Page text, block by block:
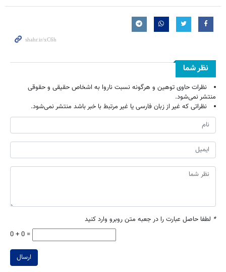
نظر شما
نظرات حاوی توهین و هرگونه نسبت ناروا به اشخاص حقیقی و حقوقی
منتشر نمی‌شود.
نظراتی که غیر از زبان فارسی یا غیر مرتبط با خبر باشد منتشر نمی‌شود.
* لطفا حاصل عبارت را در جعبه متن روبرو وارد کنید
0 + 0 =
ارسال